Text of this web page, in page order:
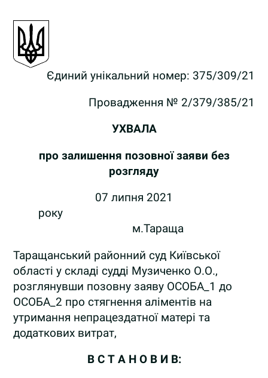
Єдиний унікальний номер: 375/309/21
Провадження № 2/379/385/21
УХВАЛА
про залишення позовної заяви без
розгляду
07 липня 2021
року
м.Тараща
Таращанський районний суд Київської
області у складі судді Музиченко О.О.,
розглянувши позовну заяву ОСОБА_1 до
ОСОБА_2 про стягнення аліментів на
утримання непрацездатної матері та
додаткових витрат,
В С Т А Н О В И В: